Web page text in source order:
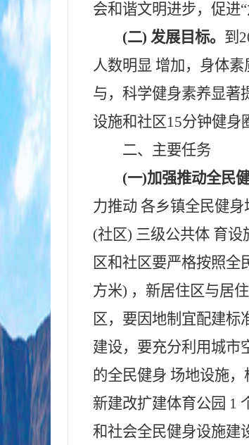
会和谐文明进步，促进“
(二) 发展目标。 到
人数明显 增加，身体
与，科学健身素养显著
设施和社区15分钟健身
二、主要任务
(一)加强推动全民
力推动 各乡镇全民健
(社区) 三级公共体 育设
区和社区要严格按照全
方米) ，新居住区与居
区，要因地制宜配建标
建设，要充分利用城市
的全民健身 场地设施
新建改扩建体育公园 1
和社会全民健身设施建